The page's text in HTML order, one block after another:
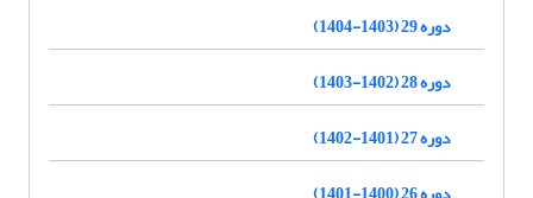
دوره 29 (1403-1404)
دوره 28 (1402-1403)
دوره 27 (1401-1402)